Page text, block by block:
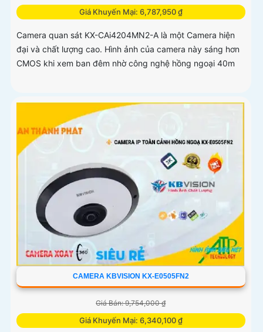
Giá Khuyến Mại: 6,787,950 ₫
Camera quan sát KX-CAi4204MN2-A là một Camera hiện
đại và chất lượng cao. Hình ảnh của camera này sáng hơn
CMOS khi xem ban đêm nhờ công nghệ hồng ngoại 40m
CAMERA KBVISION KX-E0505FN2
Giá Bán: 9,754,000 ₫
Giá Khuyến Mại: 6,340,100 ₫